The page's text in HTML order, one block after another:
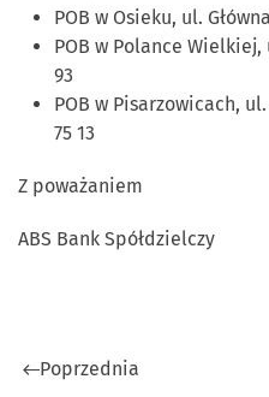
POB w Osieku, ul.
POB w Polance Wielkiej,
93
POB w Pisarzowicach,
75 13
Z poważaniem
ABS Bank Spółdzielczy
Poprzednia